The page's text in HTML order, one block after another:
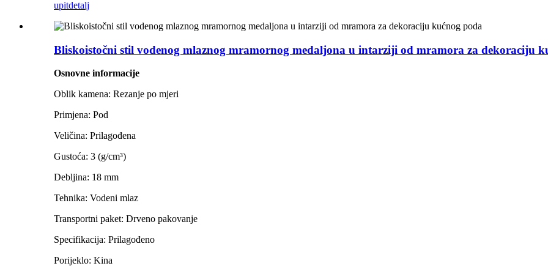
upitdetalj
Bliskoistočni stil vodenog mlaznog mramornog medaljona u intarziji od mramora za dekoraciju
Osnovne informacije
Oblik kamena: Rezanje po mjeri
Primjena: Pod
Veličina: Prilagođena
Gustoća: 3 (g/cm³)
Debljina: 18 mm
Tehnika: Vodeni mlaz
Transportni paket: Drveno pakovanje
Specifikacija: Prilagođeno
Porijeklo: Kina